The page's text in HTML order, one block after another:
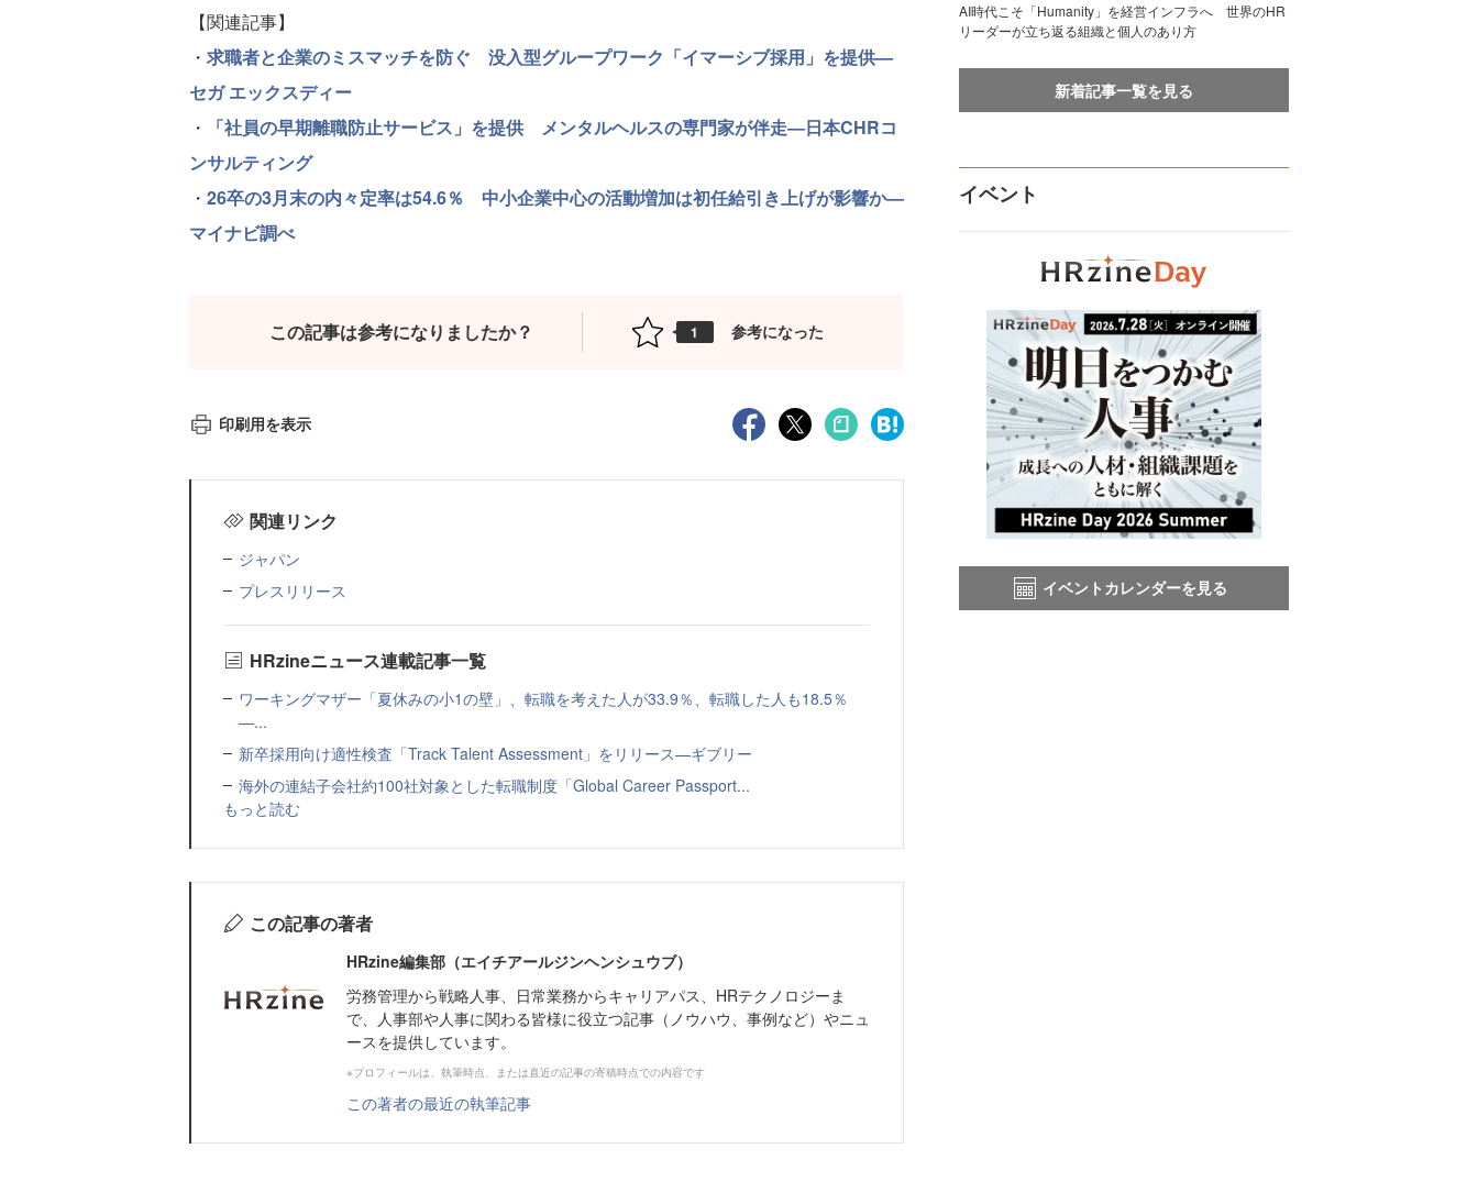
【関連記事】
・ 求職者と企業のミスマッチを防ぐ 没入型グループワーク「イマーシブ採用」を提供—
セガ エックスディー
・
「社員の早期離職防止サービス」を提供 メンタルヘルスの専門家が伴走―日本CHRコ
ンサルティング
・ 26卒の3月末の内々定率は54.6％ 中小企業中心の活動増加は初任給引き上げが影響か—
マイナビ調べ
この記事は参考になりましたか？ 1 参考になった
印刷用を表示
関連リンク
ジャパン
プレスリリース
HRzineニュース連載記事一覧
ワーキングマザー「夏休みの小1の壁」、転職を考えた人が33.9％、転職した人も18.5％
—...
新卒採用向け適性検査「Track Talent Assessment」をリリース—ギブリー
海外の連結子会社約100社対象とした転職制度「Global Career Passport...
もっと読む
この記事の著者
HRzine編集部（エイチアールジンヘンシュウブ）
労務管理から戦略人事、日常業務からキャリアパス、HRテクノロジーま
で、人事部や人事に関わる皆様に役立つ記事（ノウハウ、事例など）やニュ
ースを提供しています。
※プロフィールは、執筆時点、または直近の記事の寄稿時点での内容です
この著者の最近の執筆記事
AI時代こそ「Humanity」を経営インフラへ 世界のHR
リーダーが立ち返る組織と個人のあり方
新着記事一覧を見る
イベント
イベントカレンダーを見る